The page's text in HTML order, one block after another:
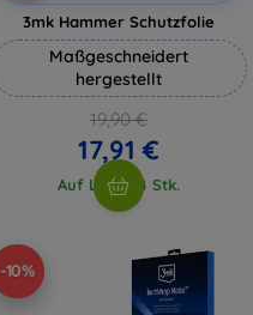
3mk Hammer Schutzfolie
Maßgeschneidert
hergestellt
19,90 €
17,91 €
Auf Lager 4 Stk.
-10%